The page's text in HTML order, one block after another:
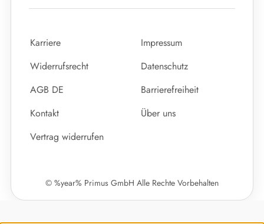
Karriere
Impressum
Widerrufsrecht
Datenschutz
AGB DE
Barrierefreiheit
Kontakt
Über uns
Vertrag widerrufen
© %year% Primus GmbH Alle Rechte Vorbehalten